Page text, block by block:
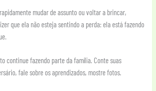
mudar de assunto ou voltar a brincar,
que ela não esteja sentindo a perda: ela está fazendo
continue fazendo parte da família. Conte suas
fale sobre os aprendizados, mostre fotos.